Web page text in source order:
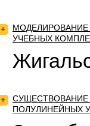
+
МОДЕЛИРОВАНИЕ
УЧЕБНЫХ
+
ПОЛУЛИНЕЙНЫХ